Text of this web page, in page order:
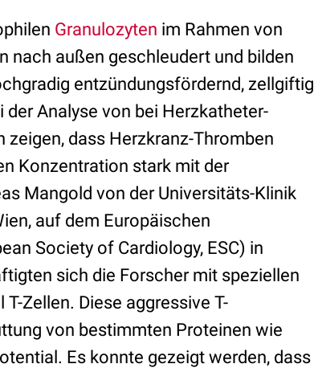
Granulozyten im Rahmen von
nach außen geschleudert und bilden
entzündungsfördernd, zellgiftig
Analyse von bei Herzkatheter-
dass Herzkranz-Thromben
Konzentration stark mit der
Mangold von der Universitäts-Klinik
auf dem Europäischen
Society of Cardiology, ESC) in
sich die Forscher mit speziellen
Zellen. Diese aggressive T-
von bestimmten Proteinen wie
Es konnte gezeigt werden, dass